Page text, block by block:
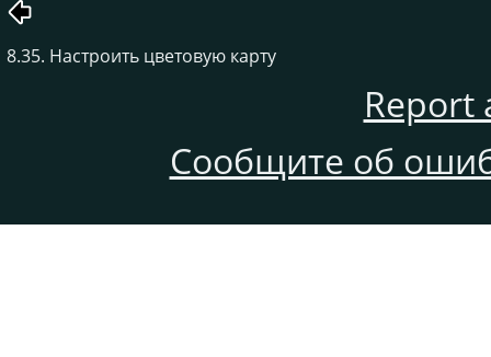
8.35. Настроить цветовую карту
Report
Сообщите об